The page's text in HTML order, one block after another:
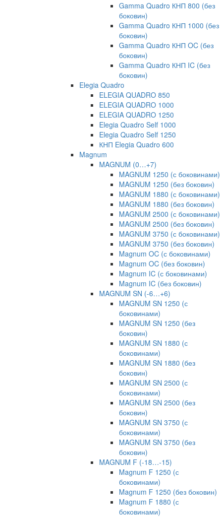
Gamma Quadro КНП 800 (без
боковин)
Gamma Quadro КНП 1000 (без
боковин)
Gamma Quadro КНП OC (без
боковин)
Gamma Quadro КНП IC (без
боковин)
Elegia Quadro
ELEGIA QUADRO 850
ELEGIA QUADRO 1000
ELEGIA QUADRO 1250
Elegia Quadro Self 1000
Elegia Quadro Self 1250
КНП Elegia Quadro 600
Magnum
MAGNUM (0…+7)
MAGNUM 1250 (с боковинами)
MAGNUM 1250 (без боковин)
MAGNUM 1880 (с боковинами)
MAGNUM 1880 (без боковин)
MAGNUM 2500 (с боковинами)
MAGNUM 2500 (без боковин)
MAGNUM 3750 (с боковинами)
MAGNUM 3750 (без боковин)
Magnum OC (с боковинами)
Magnum OC (без боковин)
Magnum IC (с боковинами)
Magnum IC (без боковин)
MAGNUM SN (-6…+6)
MAGNUM SN 1250 (с
боковинами)
MAGNUM SN 1250 (без
боковин)
MAGNUM SN 1880 (с
боковинами)
MAGNUM SN 1880 (без
боковин)
MAGNUM SN 2500 (с
боковинами)
MAGNUM SN 2500 (без
боковин)
MAGNUM SN 3750 (с
боковинами)
MAGNUM SN 3750 (без
боковин)
MAGNUM F (-18…-15)
Magnum F 1250 (с
боковинами)
Magnum F 1250 (без боковин)
Magnum F 1880 (с
боковинами)